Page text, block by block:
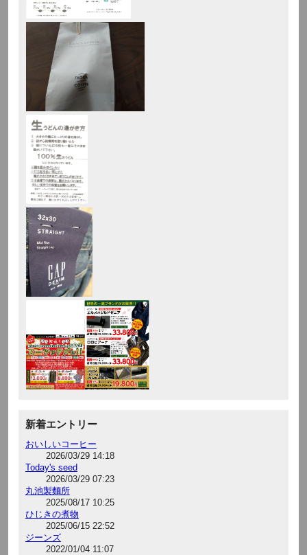
新着エントリー
おいしいコーヒー
2026/03/29 14:18
Today's seed
2026/03/29 07:23
丸池製麵所
2025/08/17 10:25
ひじきの煮物
2025/06/15 22:52
ジーンズ
2022/01/04 11:07